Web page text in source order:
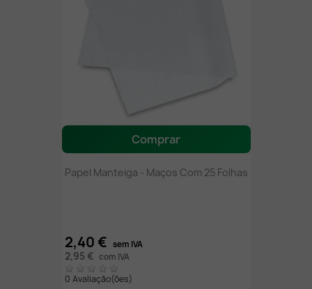
Comprar
Papel Manteiga - Maços Com 25 Folhas
2,40 € sem IVA
2,95 € com IVA
0 Avaliação(ões)